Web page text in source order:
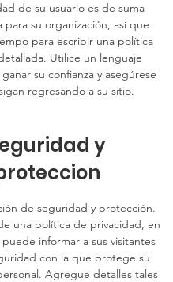
de su usuario es de suma
para su organización, así que
para escribir una política
Utilice un lenguaje
su confianza y asegúrese
regresando a su sitio.
y
de seguridad y protección.
una política de privacidad, en
informar a sus visitantes
con la que protege su
Agregue detalles tales